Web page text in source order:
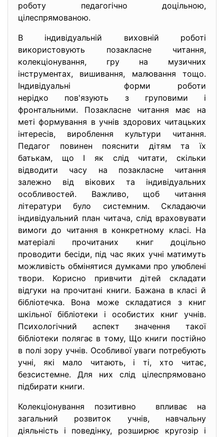
роботу педагогічно доцільною,
цілеспрямованою.
В індивідуальній виховній роботі
використовують позакласне читання,
колекціонування, гру на музичних
інструментах, вишивання, малювання тощо.
Індивідуальні форми роботи
нерідко пов'язують з груповими і
фронтальними. Позакласне читання має на
меті формування в учнів здорових читацьких
інтересів, вироблення культури читання.
Педагог повинен пояснити дітям та їх
батькам, що І як слід читати, скільки
відводити часу на позакласне читання
залежно від вікових та індивідуальних
особливостей. Важливо, щоб читання
літератури було системним. Складаючи
індивідуальний план читача, слід враховувати
вимоги до читання в конкретному класі. На
матеріалі прочитаних книг доцільно
проводити бесіди, під час яких учні матимуть
можливість обмінятися думками про улюблені
твори. Корисно привчити дітей складати
відгуки на прочитані книги. Бажана в класі й
бібліотечка. Вона може складатися з книг
шкільної бібліотеки і особистих книг учнів.
Психологічний аспект значення такої
бібліотеки полягає в тому, Що книги постійно
в полі зору учнів. Особливої уваги потребують
учні, які мало читають, і ті, хто читає,
безсистемне. Для них слід цілеспрямовано
підбирати книги.
Колекціонування позитивно впливає на
загальний розвиток учнів, навчальну
діяльність і поведінку, розширює кругозір і